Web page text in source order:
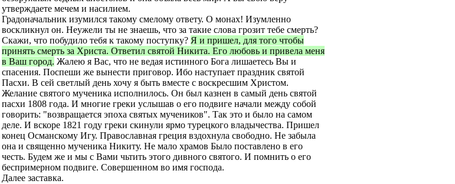
утверждаете мечем и насилием.
Градоначальник изумился такому смелому ответу. О монах! Изумленно
воскликнул он. Неужели ты не знаешь, что за такие слова грозит тебе смерть?
Скажи, что побудило тебя к такому поступку? Я и пришел, для того чтобы
принять смерть за Христа. Ответил святой Никита. Его любовь и привела меня
в Ваш город. Жалею я Вас, что не ведая истинного Бога лишаетесь Вы и
спасения. Поспеши же вынести приговор. Ибо наступает праздник святой
Пасхи. В сей светлый день хочу я быть вместе с воскресшим Христом.
Желание святого мученика исполнилось. Он был казнен в самый день святой
пасхи 1808 года. И многие греки услышав о его подвиге начали между собой
говорить: "возвращается эпоха святых мучеников". Так это и было на самом
деле. И вскоре 1821 году греки скинули ярмо турецкого владычества. Пришел
конец Османскому Игу. Православная греция вздохнула свободно. Не забыла
она и священно мученика Никиту. Не мало храмов Было поставлено в его
честь. Будем же и мы с Вами чьтить этого дивного святого. И помнить о его
беспримерном подвиге. Совершенном во имя господа.
Далее заставка.